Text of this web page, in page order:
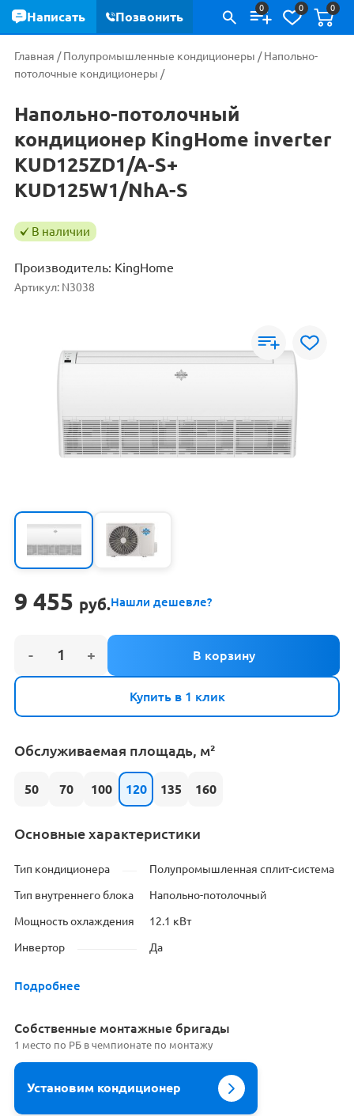
0 0 0
Главная /Полупромышленные кондиционеры /Напольно-
потолочные кондиционеры /
Напольно-потолочный
кондиционер KingHome inverter
KUD125ZD1/A-S+
KUD125W1/NhA-S
В наличии
Производитель: KingHome
Артикул: N3038
9 455 руб.Нашли дешевле?
Купить в 1 клик
Обслуживаемая площадь, м²
50 70 100 120 135 160
Основные характеристики
Тип кондиционера Полупромышленная сплит-система
Тип внутреннего блока Напольно-потолочный
Мощность охлаждения 12.1 кВт
Инвертор Да
Подробнее
Cобственные монтажные бригады
1 место по РБ в чемпионате по монтажу
Установим кондиционер
Написать Позвонить